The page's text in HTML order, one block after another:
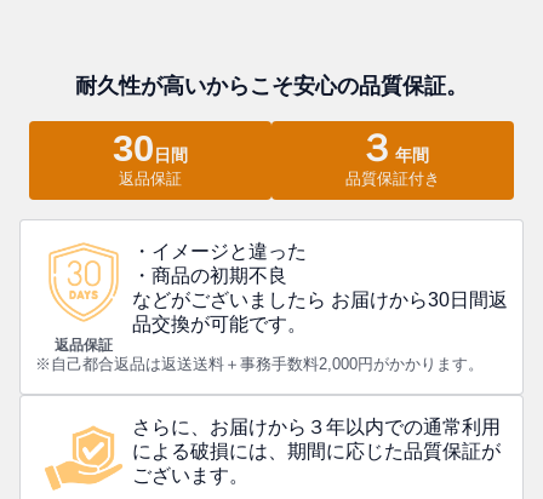
耐久性が高いからこそ安心の品質保証。
30 日間
返品保証
３ 年間
品質保証付き
返品保証
・イメージと違った
・商品の初期不良
などがございましたら お届けから30日間返
品交換が可能です。
※自己都合返品は返送送料＋事務手数料2,000円がかかります。
さらに、お届けから３年以内での通常利用
による破損には、期間に応じた品質保証が
ございます。